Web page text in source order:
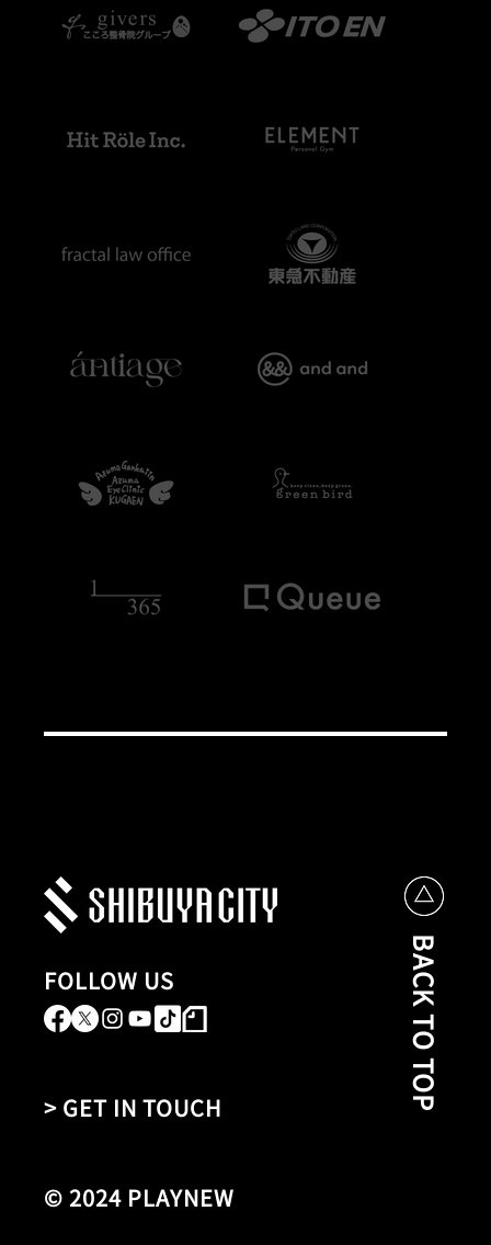
FOLLOW US
> GET IN TOUCH
© 2024 PLAYNEW
BACK TO TOP